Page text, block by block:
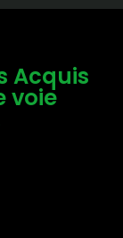
Acquis
voie